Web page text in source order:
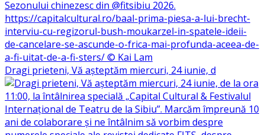
Dragi prieteni, Vă așteptăm miercuri, 24 iunie, d